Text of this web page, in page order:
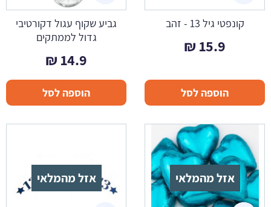
קונפטי גיל 13 - זהב
15.9
₪
הוספה לסל
גביע שקוף עגול דקורטיבי
גדול לממתקים
14.9
₪
הוספה לסל
אזל מהמלאי אזל מהמלאי